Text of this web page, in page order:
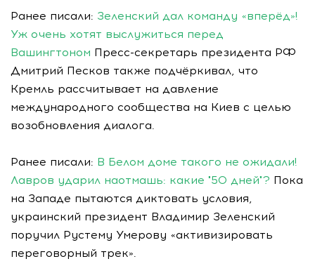
Ранее писали: Зеленский дал команду «вперёд»!
Уж очень хотят выслужиться перед
Вашингтоном Пресс-секретарь президента РФ
Дмитрий Песков также подчёркивал, что
Кремль рассчитывает на давление
международного сообщества на Киев с целью
возобновления диалога.
Ранее писали: В Белом доме такого не ожидали!
Лавров ударил наотмашь: какие "50 дней"? Пока
на Западе пытаются диктовать условия,
украинский президент Владимир Зеленский
поручил Рустему Умерову «активизировать
переговорный трек».